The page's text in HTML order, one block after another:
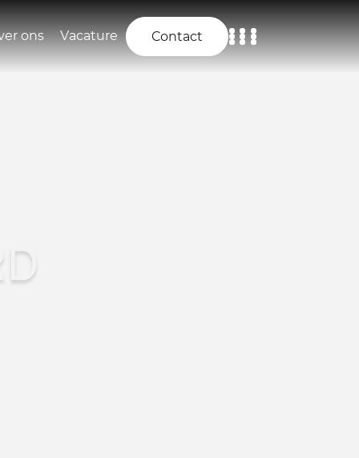
ons Vacature Contact